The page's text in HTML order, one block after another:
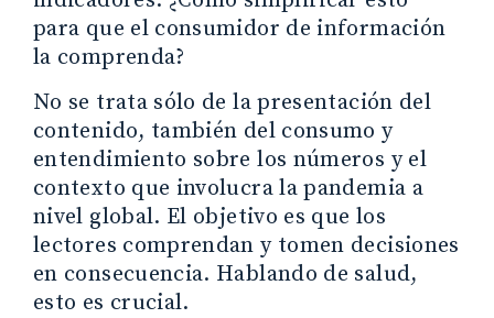
para que el consumidor de información
la comprenda?
No se trata sólo de la presentación del
contenido, también del consumo y
entendimiento sobre los números y el
contexto que involucra la pandemia a
nivel global. El objetivo es que los
lectores comprendan y tomen decisiones
en consecuencia. Hablando de salud,
esto es crucial.